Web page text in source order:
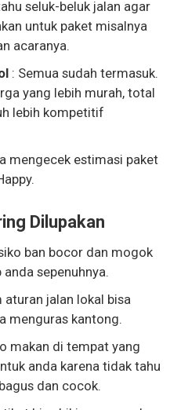
seluk-beluk jalan agar
untuk paket misalnya
acaranya.
: Semua sudah termasuk.
yang lebih murah, total
lebih kompetitif
mengecek estimasi paket
Dilupakan
ban bocor dan mogok
sepenuhnya.
aturan jalan lokal bisa
menguras kantong.
makan di tempat yang
anda karena tidak tahu
dan cocok.